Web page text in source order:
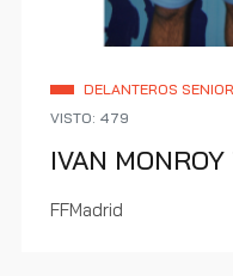
DELANTEROS
VISTO: 479
IVAN
FFMadrid